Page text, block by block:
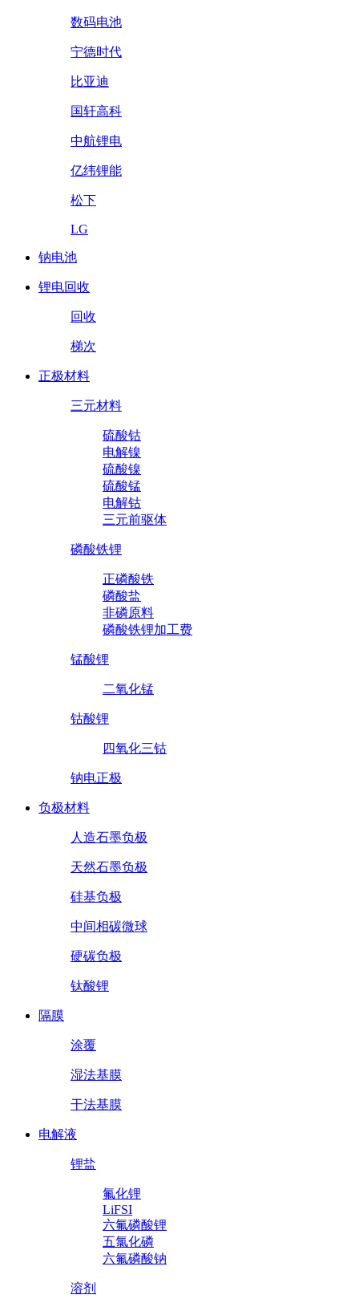
数码电池
宁德时代
比亚迪
国轩高科
中航锂电
亿纬锂能
松下
LG
钠电池
锂电回收
回收
梯次
正极材料
三元材料
硫酸钴
电解镍
硫酸镍
硫酸锰
电解钴
三元前驱体
磷酸铁锂
正磷酸铁
磷酸盐
非磷原料
磷酸铁锂加工费
锰酸锂
二氧化锰
钴酸锂
四氧化三钴
钠电正极
负极材料
人造石墨负极
天然石墨负极
硅基负极
中间相碳微球
硬碳负极
钛酸锂
隔膜
涂覆
湿法基膜
干法基膜
电解液
锂盐
氟化锂
LiFSI
六氟磷酸锂
五氯化磷
六氟磷酸钠
溶剂